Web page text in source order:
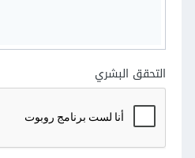
التحقق البشري